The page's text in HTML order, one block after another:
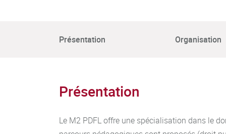
Présentation Organisation
Présentation
Le M2 PDFL offre une spécialisation dans le